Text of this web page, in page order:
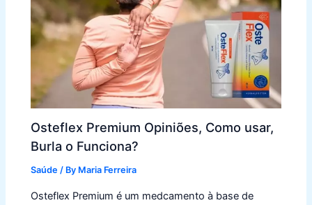
Osteflex Premium Opiniões, Como usar,
Burla o Funciona?
Saúde / By Maria Ferreira
Osteflex Premium é um medcamento à base de